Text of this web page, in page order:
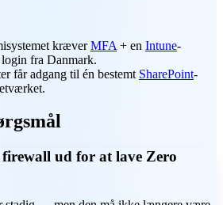
kræverMFA + en Intune-
fra Danmark.
får adgang til én bestemt SharePoint-
firewall ud for at lave Zero